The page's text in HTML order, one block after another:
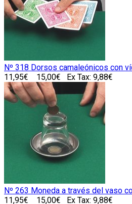
Nº 318 Dorsos camaleónicos con
11,95€
15,00€ Ex Tax: 9,88€
Nº 263 Moneda a través del vaso
11,95€
15,00€ Ex Tax: 9,88€